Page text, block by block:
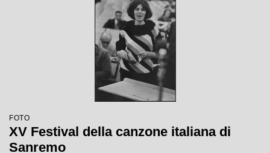
FOTO
XV Festival della canzone italiana di
Sanremo